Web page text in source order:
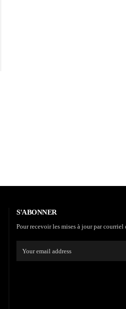
S'ABONNER
Pour recevoir les mises à jour par courriel